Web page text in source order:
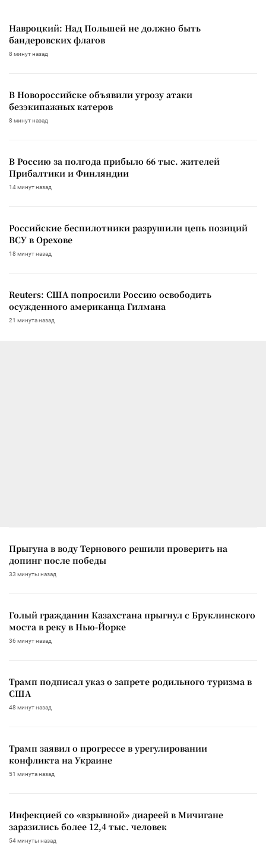
Навроцкий: Над Польшей не должно быть
бандеровских флагов
8 минут назад
В Новороссийске объявили угрозу атаки
безэкипажных катеров
8 минут назад
В Россию за полгода прибыло 66 тыс. жителей
Прибалтики и Финляндии
14 минут назад
Российские беспилотники разрушили цепь позиций
ВСУ в Орехове
18 минут назад
Reuters: США попросили Россию освободить
осужденного американца Гилмана
21 минута назад
Прыгуна в воду Тернового решили проверить на
допинг после победы
33 минуты назад
Голый гражданин Казахстана прыгнул с Бруклинского
моста в реку в Нью-Йорке
36 минут назад
Трамп подписал указ о запрете родильного туризма в
США
48 минут назад
Трамп заявил о прогрессе в урегулировании
конфликта на Украине
51 минута назад
Инфекцией со «взрывной» диареей в Мичигане
заразились более 12,4 тыс. человек
54 минуты назад